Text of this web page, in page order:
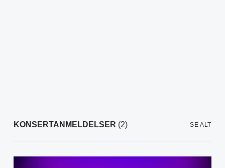
KONSERTANMELDELSER (2) SE ALT